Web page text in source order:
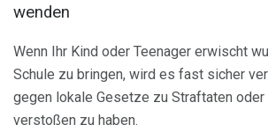
wenden
Wenn Ihr Kind oder Teenager erwischt
Schule zu bringen, wird es fast sicher
gegen lokale Gesetze zu Straftaten
verstoßen zu haben.